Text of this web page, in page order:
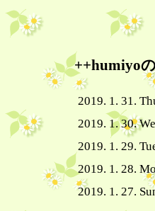
++humiyo
2019. 1. 31.
2019. 1. 30.
2019. 1. 29.
2019. 1. 28.
2019. 1. 27.